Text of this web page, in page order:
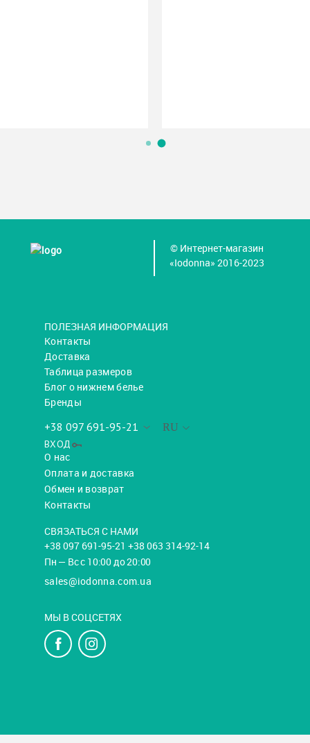
© Интернет-магазин
«Iodonna» 2016-2023
ПОЛЕЗНАЯ ИНФОРМАЦИЯ
Контакты
Доставка
Таблица размеров
Блог о нижнем белье
Бренды
RU
+38 097 691-95-21
ВХОД
О нас
Оплата и доставка
Обмен и возврат
Контакты
СВЯЗАТЬСЯ С НАМИ
+38 097 691-95-21 +38 063 314-92-14
Пн — Вс с 10:00 до 20:00
sales@iodonna.com.ua
МЫ В СОЦСЕТЯХ